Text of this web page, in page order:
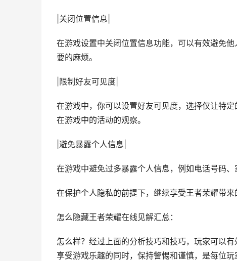
|关闭位置信息|
在游戏设置中关闭位置信息功能，可以有效避免
要的麻烦。
|限制好友可见度|
在游戏中，你可以设置好友可见度，选择仅让特
在游戏中的活动的观察。
|避免暴露个人信息|
在游戏中避免过多暴露个人信息，例如电话号码
在保护个人隐私的前提下，继续享受王者荣耀带来
怎么隐藏王者荣耀在线见解汇总：
怎么样？经过上面的分析技巧和技巧，玩家可以
享受游戏乐趣的同时，保持警惕和谨慎，是每位